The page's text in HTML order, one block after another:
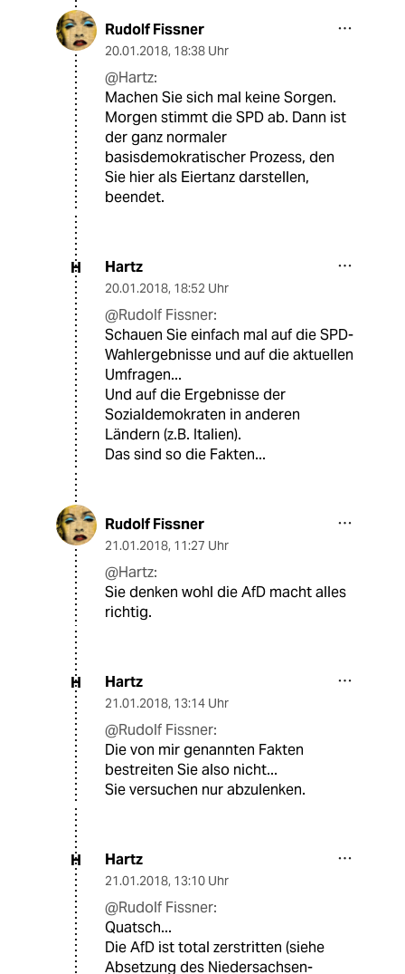
Rudolf Fissner
20.01.2018, 18:38 Uhr
@Hartz:
Machen Sie sich mal keine Sorgen.
Morgen stimmt die SPD ab. Dann ist
der ganz normaler
basisdemokratischer Prozess, den
Sie hier als Eiertanz darstellen,
beendet.
H Hartz
20.01.2018, 18:52 Uhr
@Rudolf Fissner:
Schauen Sie einfach mal auf die SPD-
Wahlergebnisse und auf die aktuellen
Umfragen...
Und auf die Ergebnisse der
Sozialdemokraten in anderen
Ländern (z.B. Italien).
Das sind so die Fakten...
Rudolf Fissner
21.01.2018, 11:27 Uhr
@Hartz:
Sie denken wohl die AfD macht alles
richtig.
H Hartz
21.01.2018, 13:14 Uhr
@Rudolf Fissner:
Die von mir genannten Fakten
bestreiten Sie also nicht...
Sie versuchen nur abzulenken.
H Hartz
21.01.2018, 13:10 Uhr
@Rudolf Fissner:
Quatsch...
Die AfD ist total zerstritten (siehe
Absetzung des Niedersachsen-